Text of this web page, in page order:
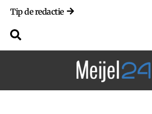
Tip de redactie